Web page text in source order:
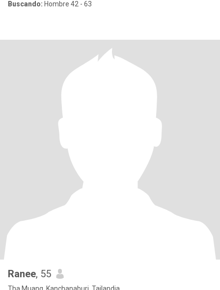
Buscando: Hombre 42 - 63
Ranee, 55